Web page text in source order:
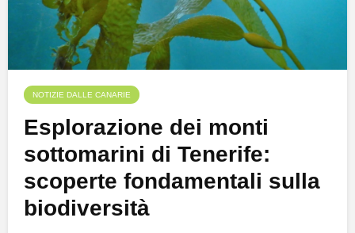
NOTIZIE DALLE CANARIE
Esplorazione dei monti
sottomarini di Tenerife:
scoperte fondamentali sulla
biodiversità